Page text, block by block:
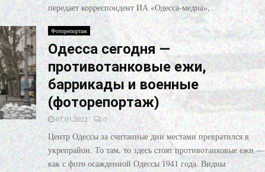
передает корреспондент ИА «Одесса-медиа»,
Фоторепортаж
Одесса сегодня —
противотанковые ежи,
баррикады и военные
(фоторепортаж)
07.03.2022 0
Центр Одессы за считанные дни местами превратился в
укрепрайон. То там, то здесь стоят противотанковые ежи —
как с фото осажденной Одессы 1941 года. Видны